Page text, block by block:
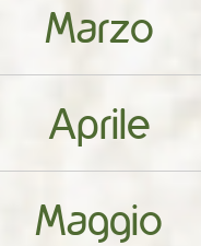
Marzo
Aprile
Maggio